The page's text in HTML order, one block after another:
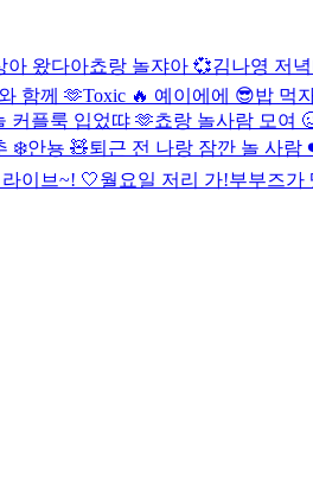
아 왔다아쵸랑 놀쟈아 💞김나영 저녁
함께 🫶Toxic 🔥 예이에에 😎밥 먹
커플룩 입었땨 🫶쵸랑 놀사람 모여
❄️안뇽 🧸퇴근 전 나랑 잠깐 놀 사람
이브~! 🤍월요일 저리 가!부부즈가